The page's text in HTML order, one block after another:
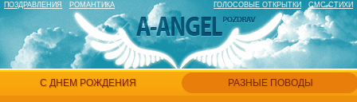
ПОЗДРАВЛЕНИЯ РОМАНТИКА ГОЛОСОВЫЕ ОТКРЫТКИ СМС СТИХИ
С ДНЕМ РОЖДЕНИЯ РАЗНЫЕ ПОВОДЫ